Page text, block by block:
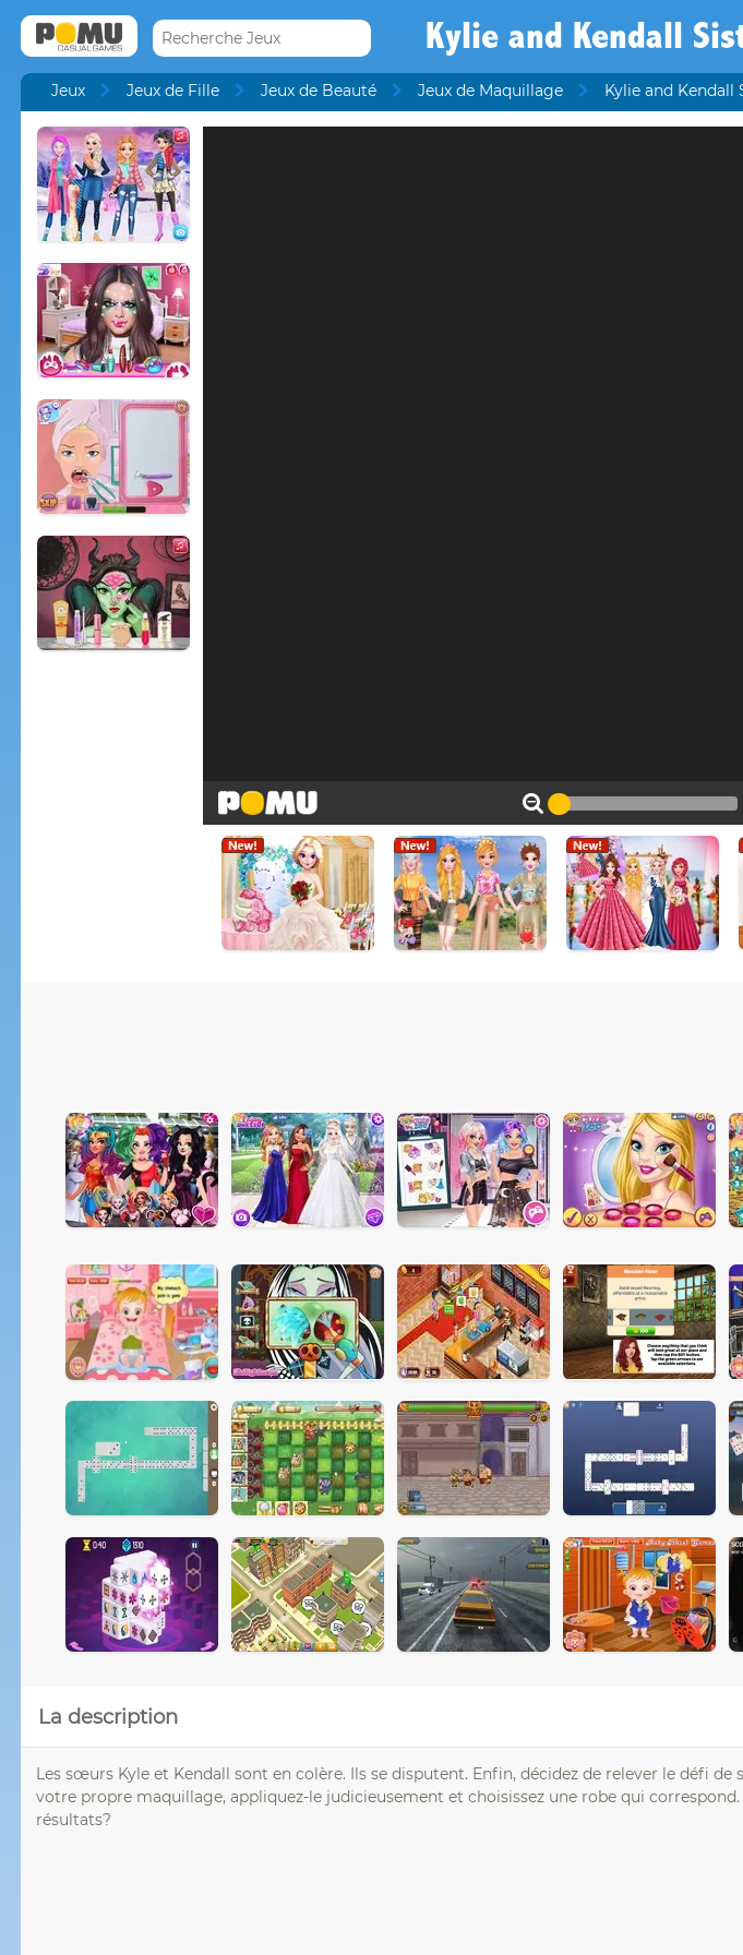
Kylie and Kendall
Jeux Jeux de Fille Jeux de Beauté Jeux de Maquillage Kylie and Kendall
La description
Les sœurs Kyle et Kendall sont en colère. Ils se disputent. Enfin, décidez de relever le défi de
votre propre maquillage, appliquez-le judicieusement et choisissez une robe qui
résultats?